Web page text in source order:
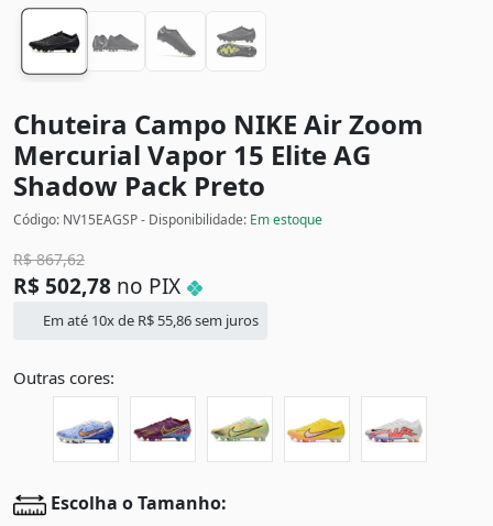
Chuteira Campo NIKE Air Zoom
Mercurial Vapor 15 Elite AG
Shadow Pack Preto
Código: NV15EAGSP - Disponibilidade: Em estoque
R$867,62
R$ 502,78 no PIX
Em até 10x de R$ 55,86sem juros
Outras cores:
Escolha o Tamanho: